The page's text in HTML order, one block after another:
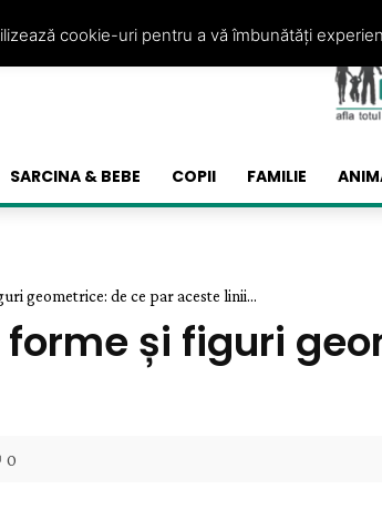
SARCINA & BEBE COPII FAMILIE
geometrice: de ce par aceste linii...
și figuri
0
cookie-uri pentru a vă îmbunătăți